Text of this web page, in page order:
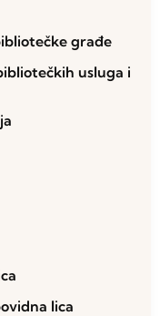
građe
usluga i
lica